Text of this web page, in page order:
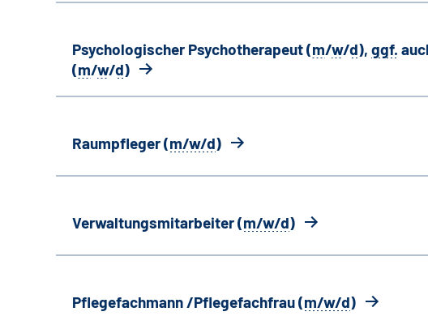
Psychologischer Psychotherapeut (m/w/d), ggf.
(m/w/d)
Raumpfleger (m/w/d)
Verwaltungsmitarbeiter (m/w/d)
Pflegefachmann /Pflegefachfrau (m/w/d)